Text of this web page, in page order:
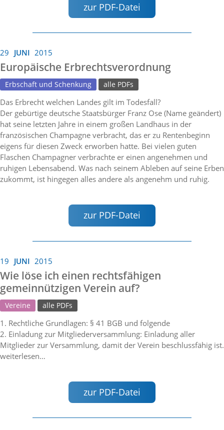
zur PDF-Datei
29 JUNI 2015
Europäische Erbrechtsverordnung
Erbschaft und Schenkung alle PDFs
Das Erbrecht welchen Landes gilt im Todesfall?
Der gebürtige deutsche Staatsbürger Franz Ose (Name geändert)
hat seine letzten Jahre in einem großen Landhaus in der
französischen Champagne verbracht, das er zu Rentenbeginn
eigens für diesen Zweck erworben hatte. Bei vielen guten
Flaschen Champagner verbrachte er einen angenehmen und
ruhigen Lebensabend. Was nach seinem Ableben auf seine Erben
zukommt, ist hingegen alles andere als angenehm und ruhig.
zur PDF-Datei
19 JUNI 2015
Wie löse ich einen rechtsfähigen
gemeinnützigen Verein auf?
Vereine alle PDFs
1. Rechtliche Grundlagen: § 41 BGB und folgende
2. Einladung zur Mitgliederversammlung: Einladung aller
Mitglieder zur Versammlung, damit der Verein beschlussfähig ist.
weiterlesen…
zur PDF-Datei